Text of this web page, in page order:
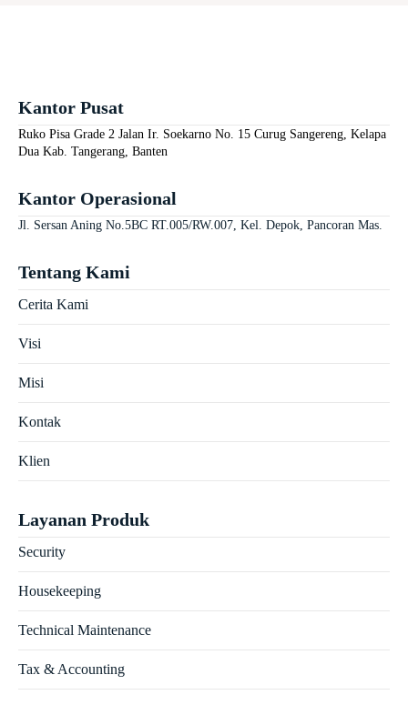
Kantor Pusat
Ruko Pisa Grade 2 Jalan Ir. Soekarno No. 15 Curug Sangereng, Kelapa
Dua Kab. Tangerang, Banten
Kantor Operasional
Jl. Sersan Aning No.5BC RT.005/RW.007, Kel. Depok, Pancoran Mas.
Tentang Kami
Cerita Kami
Visi
Misi
Kontak
Klien
Layanan Produk
Security
Housekeeping
Technical Maintenance
Tax & Accounting